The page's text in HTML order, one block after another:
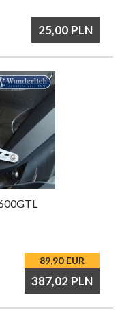
25,00 PLN
89,90 EUR
387,02 PLN